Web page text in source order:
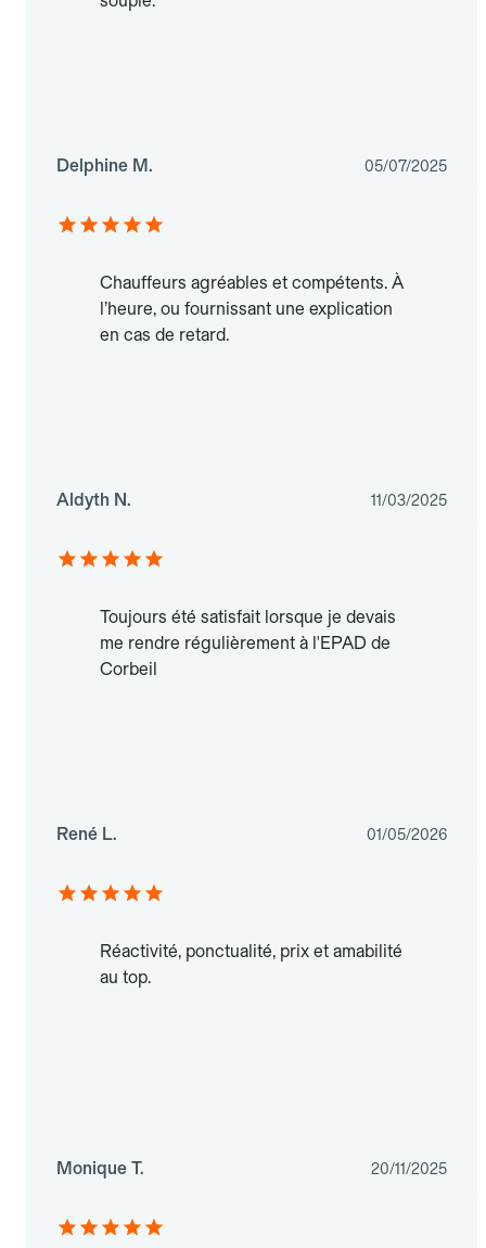
Delphine M. 05/07/2025
Chauffeurs agréables et compétents. À
l’heure, ou fournissant une explication
en cas de retard.
Aldyth N. 11/03/2025
Toujours été satisfait lorsque je devais
me rendre régulièrement à l'EPAD de
Corbeil
René L. 01/05/2026
Réactivité, ponctualité, prix et amabilité
au top.
Monique T. 20/11/2025